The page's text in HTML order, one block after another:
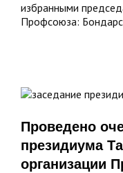
избранными
Профсоюза:
Проведено
президиума
организации